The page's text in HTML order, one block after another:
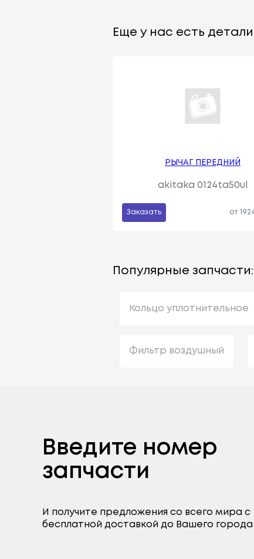
Еще у нас есть
РЫЧАГ ПЕРЕДНИЙ
akitaka 0124ta50ul
Заказать от
Популярные запчасти:
Кольцо уплотнительное
Фильтр воздушный
Введите номер
запчасти
И получите предложения со всего мира с
бесплатной доставкой до Вашего города